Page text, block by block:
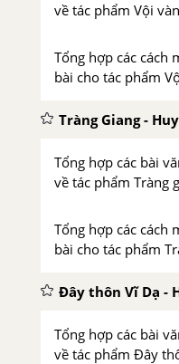
về tác phẩm Vội
Tổng hợp các cách
bài cho tác phẩm
Tràng Giang -
Tổng hợp các bài
về tác phẩm Tràng
Tổng hợp các cách
bài cho tác phẩm
Đây thôn Vĩ Dạ -
Tổng hợp các bài
về tác phẩm Đây